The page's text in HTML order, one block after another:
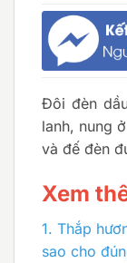
Đôi đèn
lanh, nung
và đế đèn
Xem
1. Thắp
sao cho